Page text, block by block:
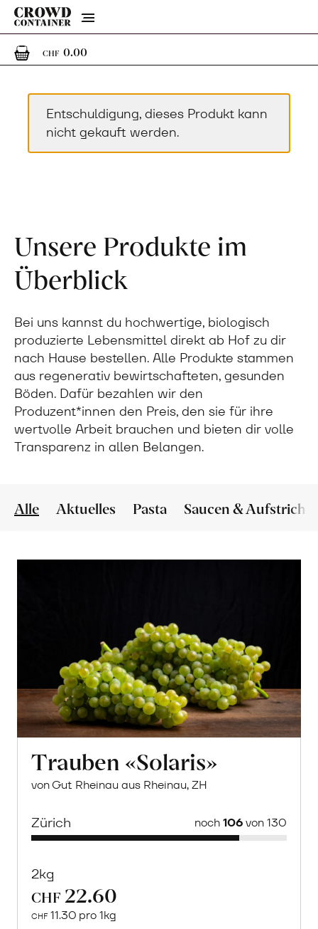
Menu
CHF 0.000 Artikel im Warenkorb
Entschuldigung, dieses Produkt kann
nicht gekauft werden.
Unsere Produkte im
Überblick
Bei uns kannst du hochwertige, biologisch
produzierte Lebensmittel direkt ab Hof zu dir
nach Hause bestellen. Alle Produkte stammen
aus regenerativ bewirtschafteten, gesunden
Böden. Dafür bezahlen wir den
Produzent*innen den Preis, den sie für ihre
wertvolle Arbeit brauchen und bieten dir volle
Transparenz in allen Belangen.
Alle Aktuelles Pasta Saucen & Aufstriche
Trauben «Solaris»
von Gut Rheinau aus Rheinau, ZH
Zürich noch106von 130
2kg
CHF 22.60
CHF 11.30 pro 1kg